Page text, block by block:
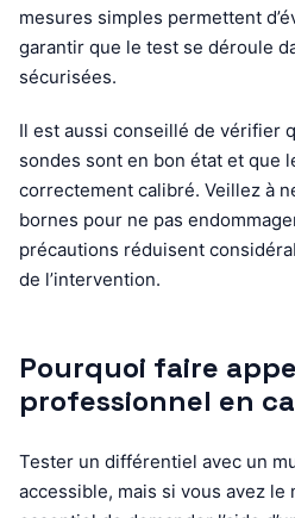
mesures simples permettent
garantir que le test se déroule
sécurisées.
Il est aussi conseillé de vérifier
sondes sont en bon état et que
correctement calibré. Veillez à
bornes pour ne pas
précautions réduisent
de l’intervention.
Pourquoi faire
professionnel en
Tester un différentiel avec un
accessible, mais si vous avez